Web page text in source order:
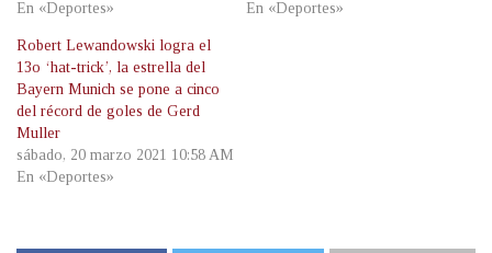
En «Deportes» En «Deportes»
Robert Lewandowski logra el
13o ‘hat-trick’, la estrella del
Bayern Munich se pone a cinco
del récord de goles de Gerd
Muller
sábado, 20 marzo 2021 10:58 AM
En «Deportes»